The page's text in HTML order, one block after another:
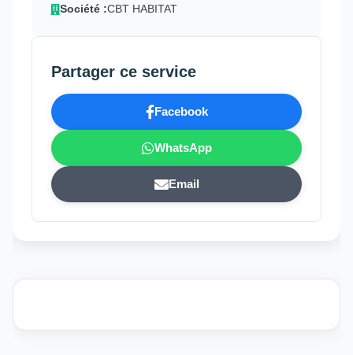
Société :CBT HABITAT
Partager ce service
Facebook
WhatsApp
Email